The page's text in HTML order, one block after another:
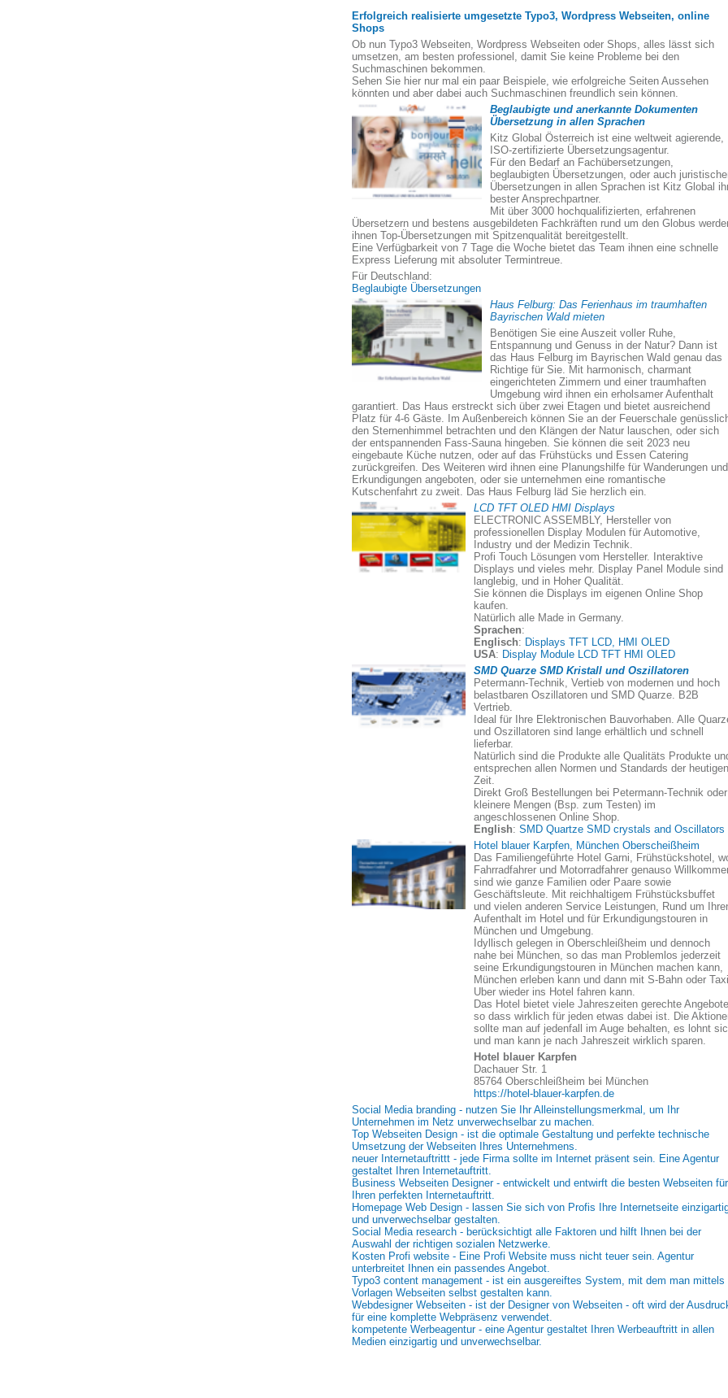
Erfolgreich realisierte umgesetzte Typo3, Wordpress Webseiten, online
Shops
Ob nun Typo3 Webseiten, Wordpress Webseiten oder Shops, alles lässt sich
umsetzen, am besten professionel, damit Sie keine Probleme bei den
Suchmaschinen bekommen.
Sehen Sie hier nur mal ein paar Beispiele, wie erfolgreiche Seiten Aussehen
könnten und aber dabei auch Suchmaschinen freundlich sein können.
Beglaubigte und anerkannte Dokumenten
Übersetzung in allen Sprachen
Kitz Global Österreich ist eine weltweit agierende,
ISO-zertifizierte Übersetzungsagentur.
Für den Bedarf an Fachübersetzungen,
beglaubigten Übersetzungen, oder auch
Übersetzungen in allen Sprachen ist Kitz Global
bester Ansprechpartner.
Mit über 3000 hochqualifizierten, erfahrenen
Übersetzern und bestens ausgebildeten Fachkräften rund um den Globus
ihnen Top-Übersetzungen mit Spitzenqualität bereitgestellt.
Eine Verfügbarkeit von 7 Tage die Woche bietet das Team ihnen eine schnelle
Express Lieferung mit absoluter Termintreue.
Für Deutschland:
Beglaubigte Übersetzungen
Haus Felburg: Das Ferienhaus im traumhaften
Bayrischen Wald mieten
Benötigen Sie eine Auszeit voller Ruhe,
Entspannung und Genuss in der Natur? Dann ist
das Haus Felburg im Bayrischen Wald genau das
Richtige für Sie. Mit harmonisch, charmant
eingerichteten Zimmern und einer traumhaften
Umgebung wird ihnen ein erholsamer Aufenthalt
garantiert. Das Haus erstreckt sich über zwei Etagen und bietet ausreichend
Platz für 4-6 Gäste. Im Außenbereich können Sie an der Feuerschale
den Sternenhimmel betrachten und den Klängen der Natur lauschen, oder sich
der entspannenden Fass-Sauna hingeben. Sie können die seit 2023 neu
eingebaute Küche nutzen, oder auf das Frühstücks und Essen Catering
zurückgreifen. Des Weiteren wird ihnen eine Planungshilfe für Wanderungen und
Erkundigungen angeboten, oder sie unternehmen eine romantische
Kutschenfahrt zu zweit. Das Haus Felburg läd Sie herzlich ein.
LCD TFT OLED HMI Displays
ELECTRONIC ASSEMBLY, Hersteller von
professionellen Display Modulen für Automotive,
Industry und der Medizin Technik.
Profi Touch Lösungen vom Hersteller. Interaktive
Displays und vieles mehr. Display Panel Module sind
langlebig, und in Hoher Qualität.
Sie können die Displays im eigenen Online Shop
kaufen.
Natürlich alle Made in Germany.
Sprachen:
Englisch: Displays TFT LCD, HMI OLED
USA: Display Module LCD TFT HMI OLED
SMD Quarze SMD Kristall und Oszillatoren
Petermann-Technik, Vertieb von modernen und hoch
belastbaren Oszillatoren und SMD Quarze. B2B
Vertrieb.
Ideal für Ihre Elektronischen Bauvorhaben. Alle
und Oszillatoren sind lange erhältlich und schnell
lieferbar.
Natürlich sind die Produkte alle Qualitäts Produkte
entsprechen allen Normen und Standards der heutigen
Zeit.
Direkt Groß Bestellungen bei Petermann-Technik oder
kleinere Mengen (Bsp. zum Testen) im
angeschlossenen Online Shop.
English: SMD Quartze SMD crystals and Oscillators
Hotel blauer Karpfen, München Oberscheißheim
Das Familiengeführte Hotel Garni, Frühstückshotel,
Fahrradfahrer und Motorradfahrer genauso
sind wie ganze Familien oder Paare sowie
Geschäftsleute. Mit reichhaltigem Frühstücksbuffet
und vielen anderen Service Leistungen, Rund um
Aufenthalt im Hotel und für Erkundigungstouren in
München und Umgebung.
Idyllisch gelegen in Oberschleißheim und dennoch
nahe bei München, so das man Problemlos jederzeit
seine Erkundigungstouren in München machen kann,
München erleben kann und dann mit S-Bahn oder
Uber wieder ins Hotel fahren kann.
Das Hotel bietet viele Jahreszeiten gerechte
so dass wirklich für jeden etwas dabei ist. Die
sollte man auf jedenfall im Auge behalten, es lohnt
und man kann je nach Jahreszeit wirklich sparen.
Hotel blauer Karpfen
Dachauer Str. 1
85764 Oberschleißheim bei München
https://hotel-blauer-karpfen.de
Social Media branding - nutzen Sie Ihr Alleinstellungsmerkmal, um Ihr
Unternehmen im Netz unverwechselbar zu machen.
Top Webseiten Design - ist die optimale Gestaltung und perfekte technische
Umsetzung der Webseiten Ihres Unternehmens.
neuer Internetauftrittt - jede Firma sollte im Internet präsent sein. Eine Agentur
gestaltet Ihren Internetauftritt.
Business Webseiten Designer - entwickelt und entwirft die besten Webseiten für
Ihren perfekten Internetauftritt.
Homepage Web Design - lassen Sie sich von Profis Ihre Internetseite
und unverwechselbar gestalten.
Social Media research - berücksichtigt alle Faktoren und hilft Ihnen bei der
Auswahl der richtigen sozialen Netzwerke.
Kosten Profi website - Eine Profi Website muss nicht teuer sein. Agentur
unterbreitet Ihnen ein passendes Angebot.
Typo3 content management - ist ein ausgereiftes System, mit dem man mittels
Vorlagen Webseiten selbst gestalten kann.
Webdesigner Webseiten - ist der Designer von Webseiten - oft wird der
für eine komplette Webpräsenz verwendet.
kompetente Werbeagentur - eine Agentur gestaltet Ihren Werbeauftritt in allen
Medien einzigartig und unverwechselbar.